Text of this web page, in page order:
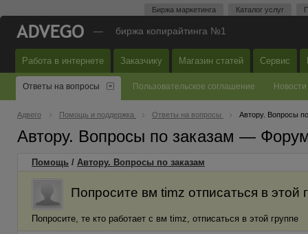
Биржа маркетинга Каталог услуг
— биржа копирайтинга №1
Работа в интернете Заказчику Магазин статей Сервис
Ответы на вопросы Пользовательское соглашение Новости
Адвего Помощь и поддержка Ответы на вопросы Автору. Вопросы
Автору. Вопросы по заказам —
Помощь / Автору. Вопросы по заказам
Попросите вм timz отписаться в этой
Попросите, те кто работает с вм timz, отписаться в этой группе